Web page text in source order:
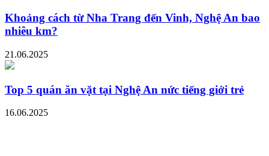
Khoảng cách từ Nha Trang đến Vinh, Nghệ An bao
nhiêu km?
21.06.2025
Top 5 quán ăn vặt tại Nghệ An nức tiếng giới trẻ
16.06.2025